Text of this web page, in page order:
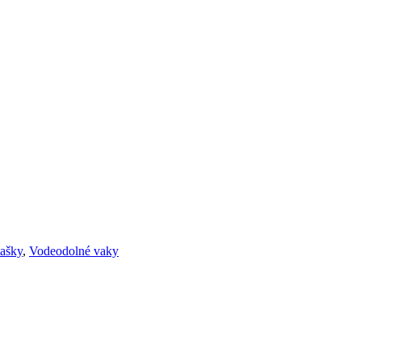
, Vodeodolné vaky